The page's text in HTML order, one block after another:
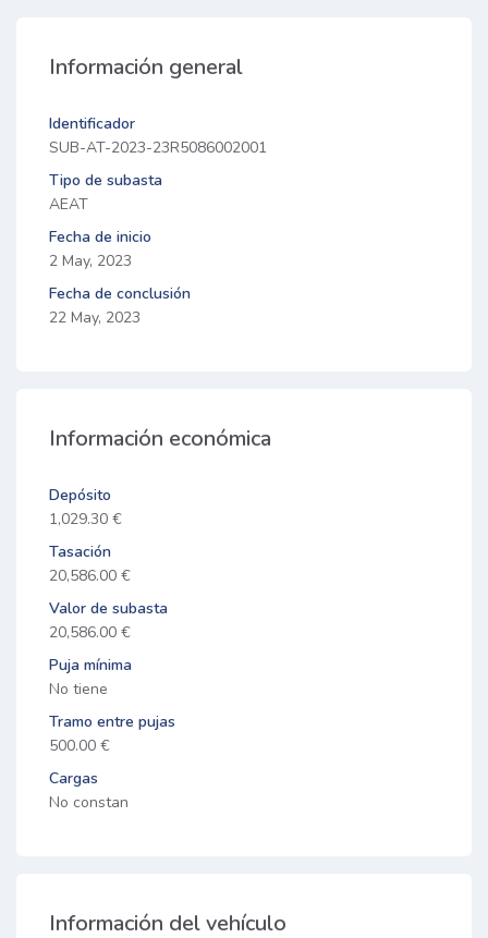
Información general
Identificador
SUB-AT-2023-23R5086002001
Tipo de subasta
AEAT
Fecha de inicio
2 May, 2023
Fecha de conclusión
22 May, 2023
Información económica
Depósito
1,029.30 €
Tasación
20,586.00 €
Valor de subasta
20,586.00 €
Puja mínima
No tiene
Tramo entre pujas
500.00 €
Cargas
No constan
Información del vehículo